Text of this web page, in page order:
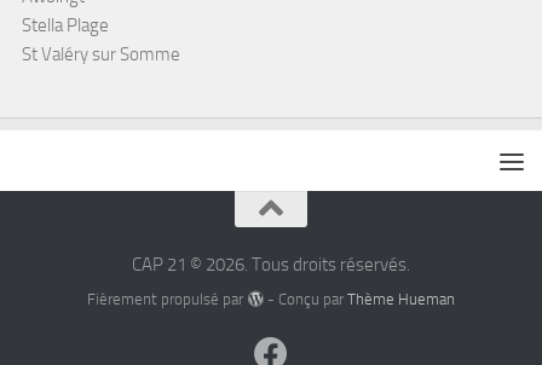
Stella Plage
St Valéry sur Somme
CAP 21 © 2026. Tous droits réservés.
Fièrement propulsé par - Conçu par Thème Hueman